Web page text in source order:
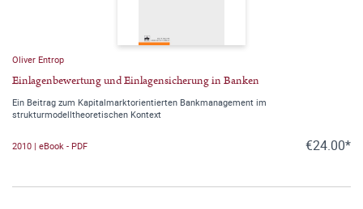
Oliver Entrop
Einlagenbewertung und Einlagensicherung in Banken
Ein Beitrag zum Kapitalmarktorientierten Bankmanagement im
strukturmodelltheoretischen Kontext
2010 | eBook - PDF €24.00*